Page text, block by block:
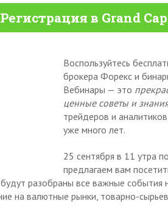
Регистрация в Grand
Воспользуйтесь
брокера Форекс и
Вебинары — это
ценные советы и
трейдеров и
уже много лет.
25 сентября в 11 утра
предлагаем вам
будут разобраны все важные
на валютные рынки, товарно-